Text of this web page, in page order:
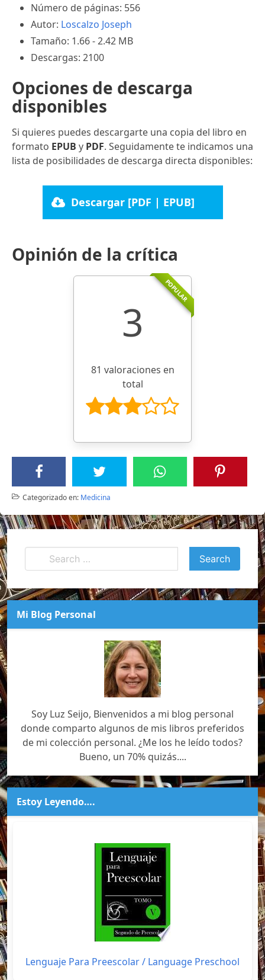
Número de páginas: 556
Autor: Loscalzo Joseph
Tamaño: 1.66 - 2.42 MB
Descargas: 2100
Opciones de descarga
disponibles
Si quieres puedes descargarte una copia del libro en
formato EPUB y PDF. Seguidamente te indicamos una
lista de posibilidades de descarga directa disponibles:
Descargar [PDF | EPUB]
Opinión de la crítica
POPULAR
3
81 valoraciones en
total
Categorizado en: Medicina
Mi Blog Personal
Soy Luz Seijo, Bienvenidos a mi blog personal
donde comparto algunos de mis libros preferidos
de mi colección personal. ¿Me los he leído todos?
Bueno, un 70% quizás....
Estoy Leyendo….
Lenguaje Para Preescolar / Language Preschool